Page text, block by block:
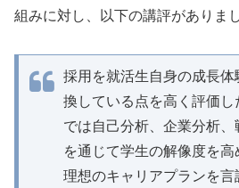
組みに対し、以下の講評がありまし
採用を就活生自身の成長
換している点を高く評価
では自己分析、企業分析
を通じて学生の解像度を
理想のキャリアプランを